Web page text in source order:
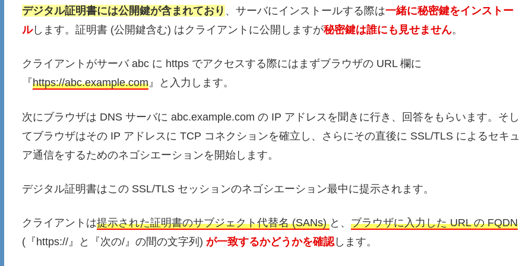
デジタル証明書には公開鍵が含まれており 、サーバにインストールする際は一緒に秘密鍵をインストー
ルします。証明書 (公開鍵含む) はクライアントに公開しますが秘密鍵は誰にも見せません。
クライアントがサーバ abc に https でアクセスする際にはまずブラウザの URL 欄に
『https://abc.example.com』と入力します。
次にブラウザは DNS サーバに abc.example.com の IP アドレスを聞きに行き、回答をもらいます。そし
てブラウザはその IP アドレスに TCP コネクションを確立し、さらにその直後に SSL/TLS によるセキュ
ア通信をするためのネゴシエーションを開始します。
デジタル証明書はこの SSL/TLS セッションのネゴシエーション最中に提示されます。
クライアントは提示された証明書のサブジェクト代替名 (SANs)と、 ブラウザに入力した URL の FQDN
(『https://』と『次の/』の間の文字列) が一致するかどうかを確認します。